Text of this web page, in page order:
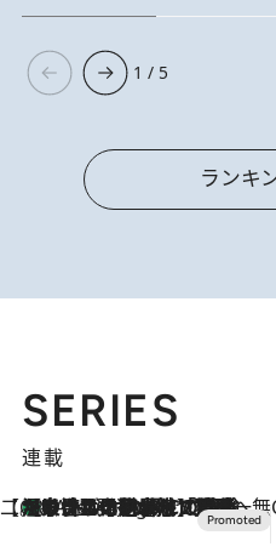
1 / 5
ランキ
SERIES
連載
【CREA×星野リゾート】唯一無二。癒しと発見が待つ場所へ
5 Hours Ago
【トンボの足水浴】ヒノキの香りに包まれて涼感マックス！約13℃の湧水かけ流しを避暑地「星野温泉 トンボの湯」で体験